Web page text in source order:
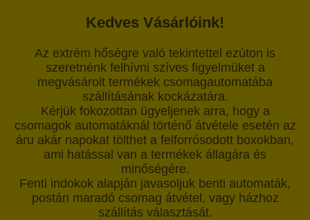
Kedves Vásárlóink!
Az extrém hőségre való tekintettel ezúton is
szeretnénk felhívni szíves figyelmüket a
megvásárolt termékek csomagautomatába
szállításának kockázatára.
Kérjük fokozottan ügyeljenek arra, hogy a
csomagok automatáknál történő átvétele esetén az
áru akár napokat tölthet a felforrósodott boxokban,
ami hatással van a termékek állagára és
minőségére.
Fenti indokok alapján javasoljuk benti automaták,
postán maradó csomag átvétel, vagy házhoz
szállítás választását.